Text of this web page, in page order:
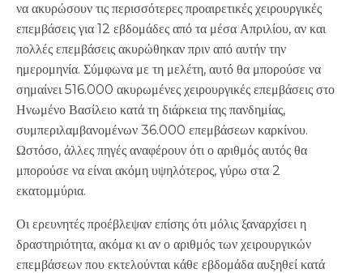
να ακυρώσουν τις περισσότερες προαιρετικές χειρουργικές
επεμβάσεις για 12 εβδομάδες από τα μέσα Απριλίου, αν και
πολλές επεμβάσεις ακυρώθηκαν πριν από αυτήν την
ημερομηνία. Σύμφωνα με τη μελέτη, αυτό θα μπορούσε να
σημαίνει 516.000 ακυρωμένες χειρουργικές επεμβάσεις στο
Ηνωμένο Βασίλειο κατά τη διάρκεια της πανδημίας,
συμπεριλαμβανομένων 36.000 επεμβάσεων καρκίνου.
Ωστόσο, άλλες πηγές αναφέρουν ότι ο αριθμός αυτός θα
μπορούσε να είναι ακόμη υψηλότερος, γύρω στα 2
εκατομμύρια.
Οι ερευνητές προέβλεψαν επίσης ότι μόλις ξαναρχίσει η
δραστηριότητα, ακόμα κι αν ο αριθμός των χειρουργικών
επεμβάσεων που εκτελούνται κάθε εβδομάδα αυξηθεί κατά